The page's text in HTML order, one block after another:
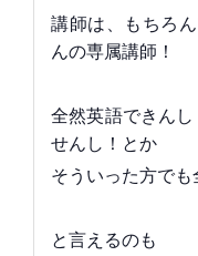
講師は、もちろ
んの専属講師！
全然英語できん
せんし！とか
そういった方でも
と言えるのも